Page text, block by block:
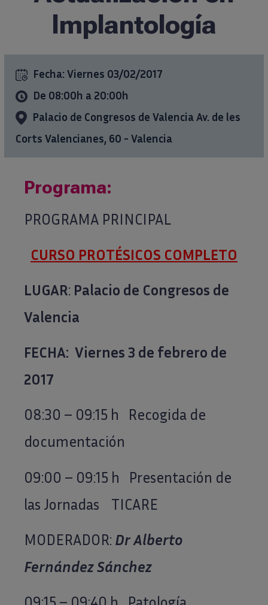
Formación
Casos clínicos
info@ticareimplants.com
Implantología
Fecha: Viernes 03/02/2017
De 08:00h a 20:00h
Palacio de Congresos de Valencia Av. de les
Corts Valencianes, 60 - Valencia
Programa:
PROGRAMA PRINCIPAL
CURSO PROTÉSICOS COMPLETO
LUGAR: Palacio de Congresos de
Valencia
FECHA: Viernes 3 de febrero de
2017
08:30 – 09:15 h Recogida de
documentación
09:00 – 09:15 h Presentación de
las Jornadas TICARE
MODERADOR: DrAlberto
Fernández Sánchez